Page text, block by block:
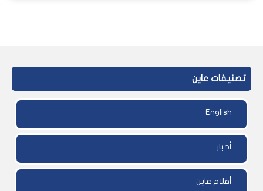
تصنيفات عاين
English
أخبار
أفلام عاين